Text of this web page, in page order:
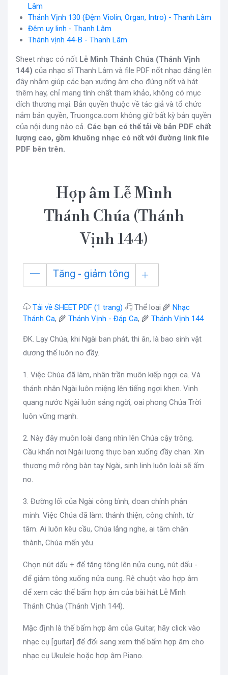
Lâm
Thánh Vịnh 130 (Đệm Violin, Organ, Intro) - Thanh Lâm
Đêm uy linh - Thanh Lâm
Thánh vịnh 44-B - Thanh Lâm
Sheet nhạc có nốt Lễ Mình Thánh Chúa (Thánh Vịnh
144) của nhạc sĩ Thanh Lâm và file PDF nốt nhạc đăng lên
đây nhằm giúp các bạn xướng âm cho đúng nốt và hát
thêm hay, chỉ mang tính chất tham khảo, không có mục
đích thương mại. Bản quyền thuộc về tác giả và tổ chức
nắm bản quyền, Truongca.com không giữ bất kỳ bản quyền
của nội dung nào cả. Các bạn có thể tải về bản PDF chất
lượng cao, gồm khuông nhạc có nốt với đường link file
PDF bên trên.
Hợp âm Lễ Mình
Thánh Chúa (Thánh
Vịnh 144)
Tăng - giảm tông
Tải về SHEET PDF (1 trang) Thể loại 🌾 Nhạc
Thánh Ca, 🌾 Thánh Vịnh - Đáp Ca, 🌾 Thánh Vịnh 144
ĐK. Lạy Chúa, khi Ngài ban phát, thi ân, là bao sinh vật
dương thế luôn no đầy.
1. Việc Chúa đã làm, nhân trần muôn kiếp ngợi ca. Và
thánh nhân Ngài luôn miệng lên tiếng ngợi khen. Vinh
quang nước Ngài luôn sáng ngời, oai phong Chúa Trời
luôn vững mạnh.
2. Này đây muôn loài đang nhìn lên Chúa cậy trông.
Cầu khẩn nơi Ngài lương thực ban xuống đầy chan. Xin
thương mở rộng bàn tay Ngài, sinh linh luôn loài sẽ ấm
no.
3. Đường lối của Ngài công bình, đoan chính phân
minh. Việc Chúa đã làm: thánh thiện, công chính, từ
tâm. Ai luôn kêu cầu, Chúa lắng nghe, ai tâm chân
thành, Chúa mến yêu.
Chọn nút dấu + để tăng tông lên nửa cung, nút dấu -
để giảm tông xuống nửa cung. Rê chuột vào hợp âm
để xem các thế bấm hợp âm của bài hát Lễ Mình
Thánh Chúa (Thánh Vịnh 144).
Mặc định là thế bấm hợp âm của Guitar, hãy click vào
nhạc cụ [guitar] để đổi sang xem thế bấm hợp âm cho
nhạc cụ Ukulele hoặc hợp âm Piano.